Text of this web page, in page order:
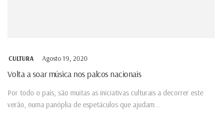
CULTURA Agosto 19, 2020
Volta a soar música nos palcos nacionais
Por todo o país, são muitas as iniciativas culturais a decorrer este
verão, numa panóplia de espetáculos que ajudam...